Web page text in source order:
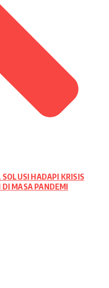
HADAPI KRISIS
MASA PANDEMI